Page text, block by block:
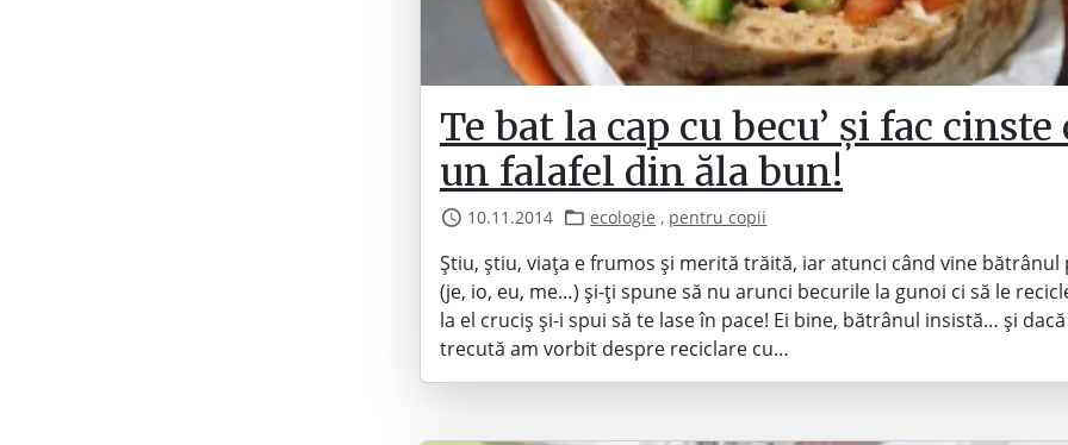
Te bat la cap cu becu’ și fac cinste
un falafel din ăla bun!
10.11.2014 ecologie , pentru copii
Știu, știu, viața e frumos și merită trăită, iar atunci când vine bătrânul
(je, io, eu, me…) și-ți spune să nu arunci becurile la gunoi ci să le
la el cruciș și-i spui să te lase în pace! Ei bine, bătrânul insistă… și
trecută am vorbit despre reciclare cu…